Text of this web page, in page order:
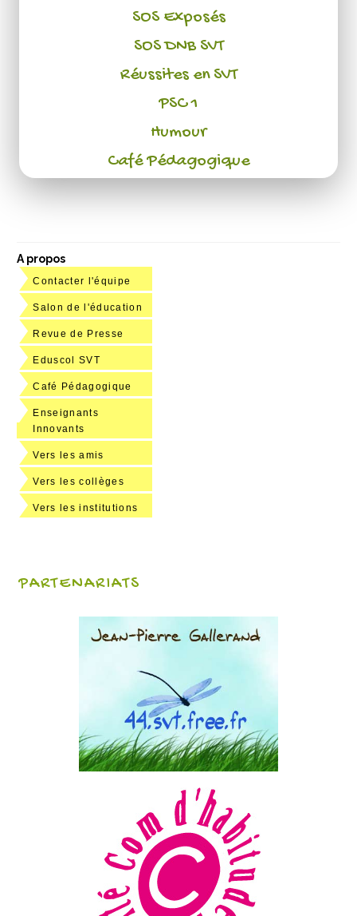
SOS Exposés
SOS DNB SVT
Réussites en SVT
PSC 1
Humour
Café Pédagogique
A propos
Contacter l'équipe
Salon de l'éducation
Revue de Presse
Eduscol SVT
Café Pédagogique
Enseignants
Innovants
Vers les amis
Vers les collèges
Vers les institutions
PARTENARIATS